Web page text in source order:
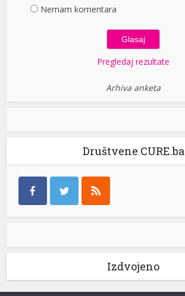
Nemam komentara
Pregledaj rezultate
Arhiva anketa
Društvene CURE.ba
Izdvojeno